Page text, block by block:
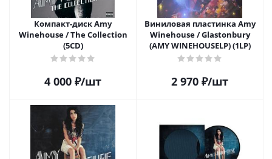
Компакт-диск Amy
Winehouse / The Collection
(5CD)
4 000 ₽/шт
Виниловая пластинка Amy
Winehouse / Glastonbury
(AMY WINEHOUSELP) (1LP)
2 970 ₽/шт